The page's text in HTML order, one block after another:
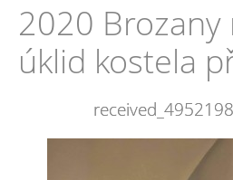
2020 Brozany
úklid kostela